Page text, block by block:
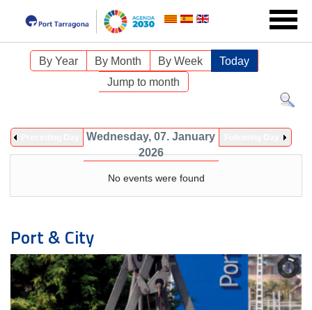
By Year By Month By Week
Today
Jump to month
Wednesday, 07. January
2026
No events were found
Port & City